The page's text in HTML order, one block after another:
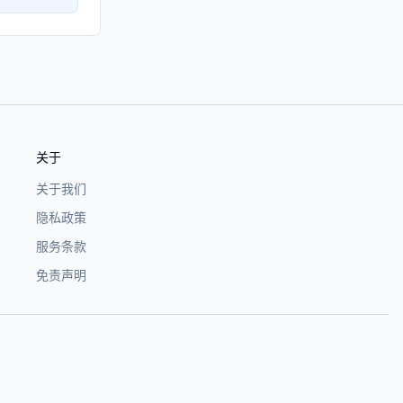
关于
关于我们
隐私政策
服务条款
免责声明